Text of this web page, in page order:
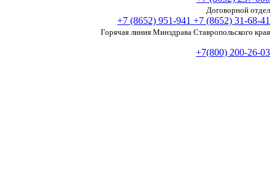
Договорной отдел
+7 (8652) 951-941 +7 (8652) 31-68-41
Горячая линия Минздрава Ставропольского края
+7(800) 200-26-03